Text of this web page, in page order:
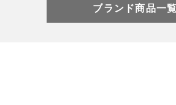
ブランド商品一